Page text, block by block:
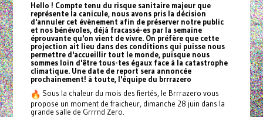
Hello ! Compte tenu du risque sanitaire majeur que
représente la canicule, nous avons pris la décision
d'annuler cet évènement afin de préserver notre public
et nos bénévoles, déjà fracassé-es par la semaine
éprouvante qu'on vient de vivre. On préfère que cette
projection ait lieu dans des conditions qui puisse nous
permettre d'accueillir tout le monde, puisque nous
sommes loin d'être tous-tes égaux face à la catastrophe
climatique. Une date de report sera annoncée
prochainement! à toute, l'équipe du brrrazero
Sous la chaleur du mois des fiertés, le Brrrazero vous
propose un moment de fraicheur, dimanche 28 juin dans la
grande salle de Grrrnd Zero.